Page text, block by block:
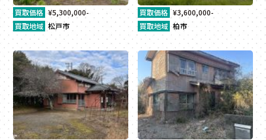
買取価格 ¥5,300,000-
買取地域 松戸市
買取価格 ¥3,600,000-
買取地域 柏市